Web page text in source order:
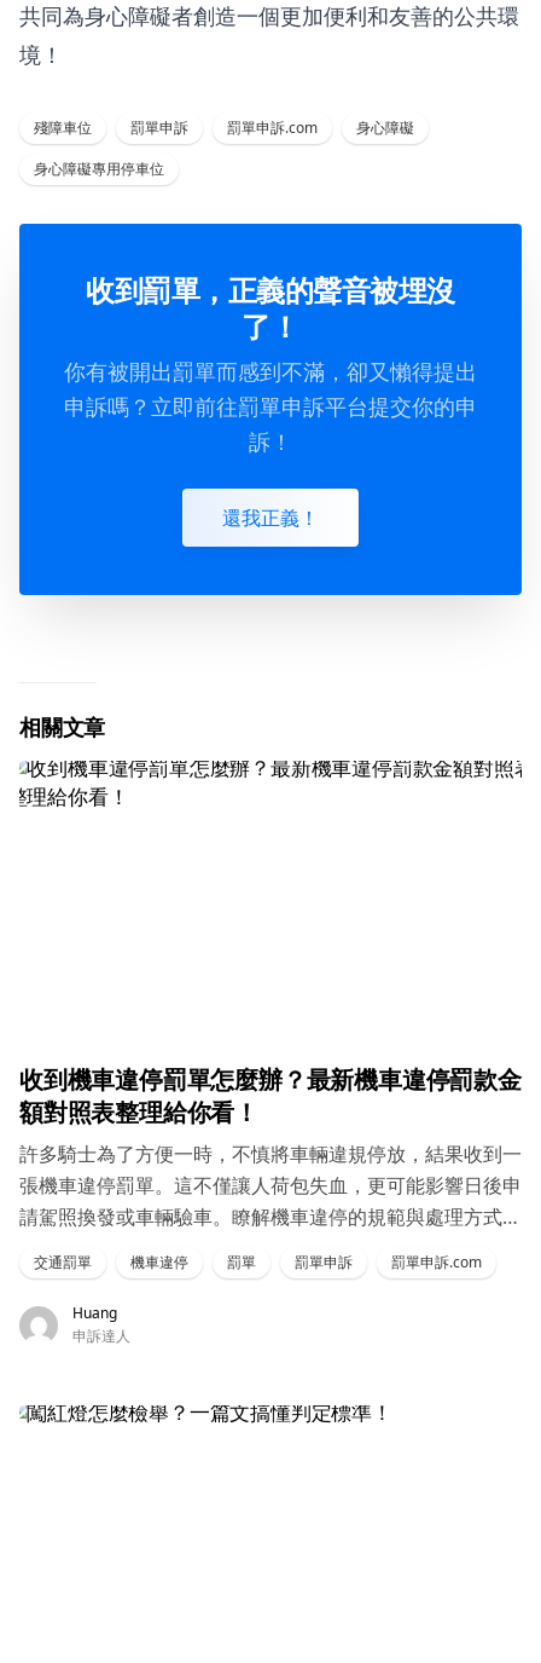
共同為身心障礙者創造一個更加便利和友善的公共環
境！
殘障車位 罰單申訴 罰單申訴.com
身心障礙
身心障礙專用停車位
收到罰單，正義的聲音被埋沒
了！
你有被開出罰單而感到不滿，卻又懶得提出
申訴嗎？立即前往罰單申訴平台提交你的申
訴！
還我正義！
相關文章
收到機車違停罰單怎麼辦？最新機車違停罰款金
額對照表整理給你看！
許多騎士為了方便一時，不慎將車輛違規停放，結果收到一
張機車違停罰單。這不僅讓人荷包失血，更可能影響日後申
請駕照換發或車輛驗車。瞭解機車違停的規範與處理方式，
交通罰單 機車違停 罰單 罰單申訴 罰單申訴.com
Huang
申訴達人